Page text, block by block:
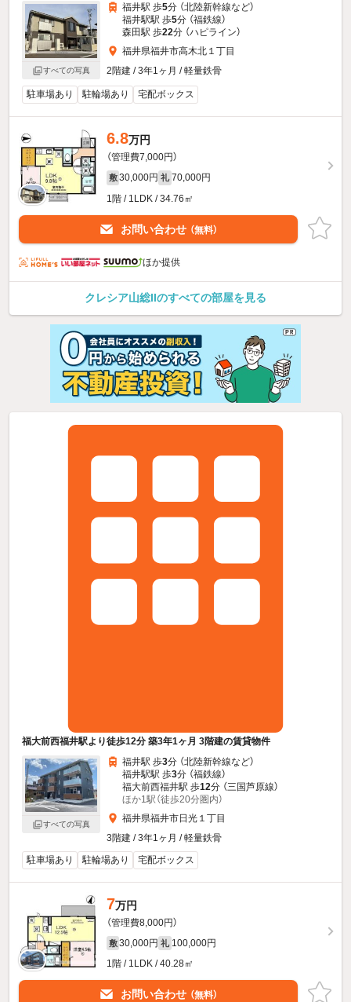
すべての写真
福井駅 歩5分 （北陸新幹線など）
福井駅駅 歩5分 （福鉄線）
森田駅 歩22分 （ハピライン）
福井県福井市高木北１丁目
2階建 / 3年1ヶ月 / 軽量鉄骨
駐車場あり 駐輪場あり 宅配ボックス
6.8万円
（管理費7,000円）
敷 30,000円 礼 70,000円
1階 / 1LDK / 34.76㎡
お問い合わせ （無料）
ほか提供
クレシア山総IIのすべての部屋を見る
福大前西福井駅より徒歩12分 築3年1ヶ月 3階建の賃貸物件
すべての写真
福井駅 歩3分 （北陸新幹線など）
福井駅駅 歩3分 （福鉄線）
福大前西福井駅 歩12分 （三国芦原線）
ほか1駅（徒歩20分圏内）
福井県福井市日光１丁目
3階建 / 3年1ヶ月 / 軽量鉄骨
駐車場あり
駐輪場あり 宅配ボックス
7万円
（管理費8,000円）
敷 30,000円 礼 100,000円
1階 / 1LDK / 40.28㎡
お問い合わせ （無料）